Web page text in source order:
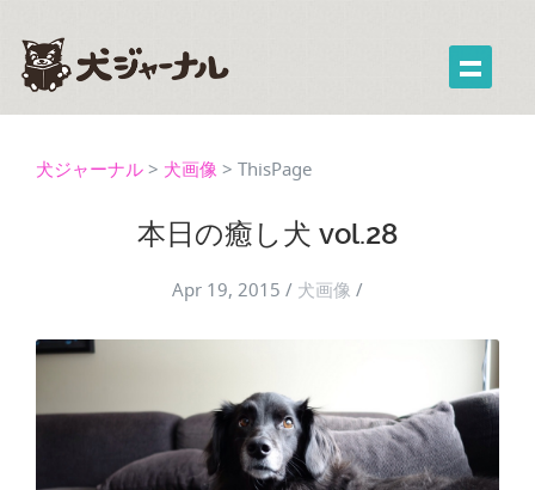
犬ジャーナル > 犬画像 > ThisPage
本日の癒し犬 vol.28
Apr 19, 2015 / 犬画像 /